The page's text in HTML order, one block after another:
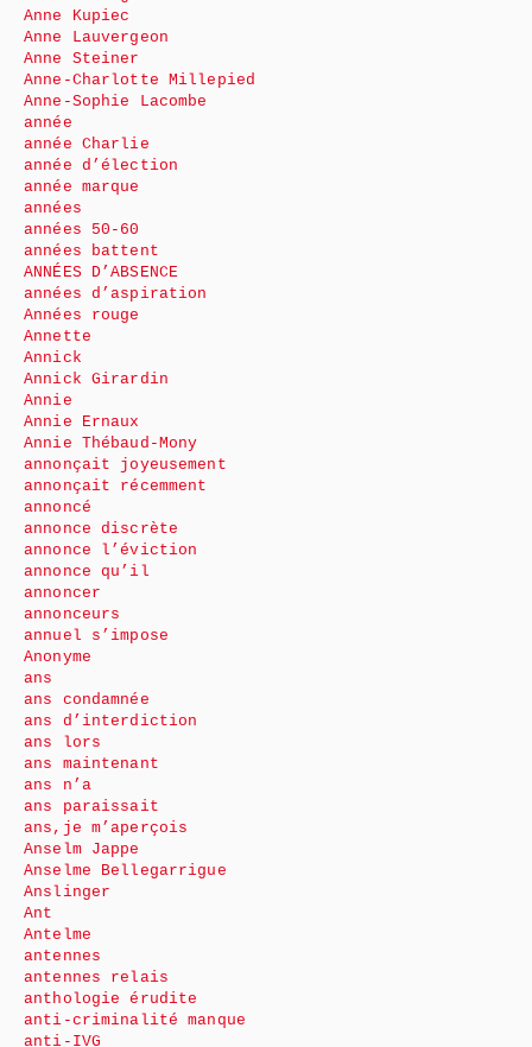
Anne Kupiec
Anne Lauvergeon
Anne Steiner
Anne-Charlotte Millepied
Anne-Sophie Lacombe
année
année Charlie
année d’élection
année marque
années
années 50-60
années battent
ANNÉES D’ABSENCE
années d’aspiration
Années rouge
Annette
Annick
Annick Girardin
Annie
Annie Ernaux
Annie Thébaud-Mony
annonçait joyeusement
annonçait récemment
annoncé
annonce discrète
annonce l’éviction
annonce qu’il
annoncer
annonceurs
annuel s’impose
Anonyme
ans
ans condamnée
ans d’interdiction
ans lors
ans maintenant
ans n’a
ans paraissait
ans,je m’aperçois
Anselm Jappe
Anselme Bellegarrigue
Anslinger
Ant
Antelme
antennes
antennes relais
anthologie érudite
anti-criminalité manque
anti-IVG